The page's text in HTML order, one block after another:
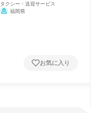
タクシー・送迎サービス
福岡県
お気に入り